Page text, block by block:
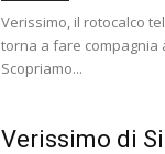
Verissimo, il rotocalco
torna a fare compagnia
Scopriamo...
Verissimo di